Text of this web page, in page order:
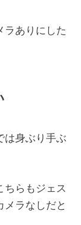
ラありにした
は身ぶり手ぶ
ちらもジェス
メラなしだと